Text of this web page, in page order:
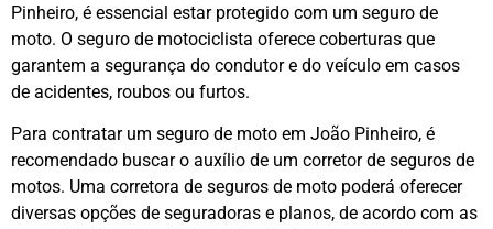
Pinheiro, é essencial estar protegido com um seguro de
moto. O seguro de motociclista oferece coberturas que
garantem a segurança do condutor e do veículo em casos
de acidentes, roubos ou furtos.
Para contratar um seguro de moto em João Pinheiro, é
recomendado buscar o auxílio de um corretor de seguros de
motos. Uma corretora de seguros de moto poderá oferecer
diversas opções de seguradoras e planos, de acordo com as